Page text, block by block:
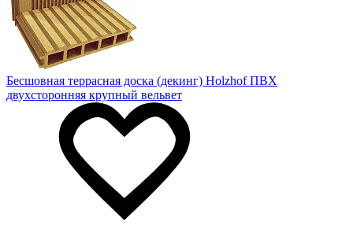
Бесшовная террасная доска (декинг) Holzhof ПВХ
двухсторонняя крупный вельвет